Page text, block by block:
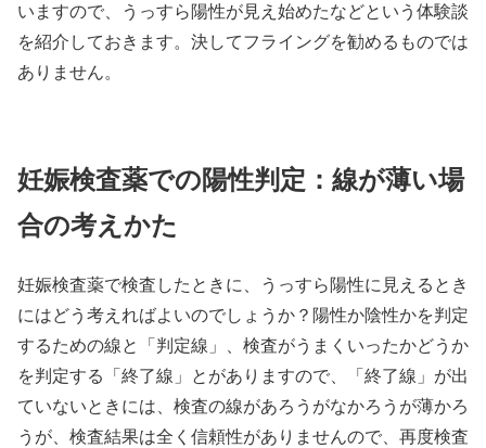
いますので、うっすら陽性が見え始めたなどという体験談
を紹介しておきます。決してフライングを勧めるものでは
ありません。
妊娠検査薬での陽性判定：線が薄い場
合の考えかた
妊娠検査薬で検査したときに、うっすら陽性に見えるとき
にはどう考えればよいのでしょうか？陽性か陰性かを判定
するための線と「判定線」、検査がうまくいったかどうか
を判定する「終了線」とがありますので、「終了線」が出
ていないときには、検査の線があろうがなかろうが薄かろ
うが、検査結果は全く信頼性がありませんので、再度検査